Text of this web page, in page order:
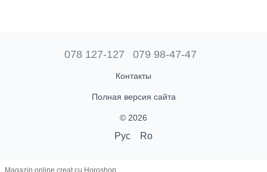
078 127-127 079 98-47-47
Контакты
Полная версия сайта
© 2026
Рус Ro